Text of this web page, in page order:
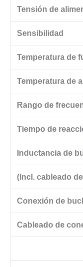
Tensión de
Sensibilidad
Temperatura de
Temperatura de
Rango de
Tiempo de
Inductancia de
(Incl. cableado
Conexión de
Cableado de